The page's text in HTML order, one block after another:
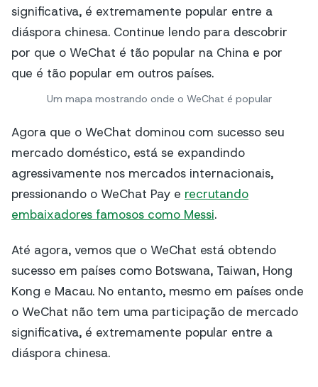
Um mapa mostrando onde o WeChat é popular
Agora que o WeChat dominou com sucesso seu
mercado doméstico, está se expandindo
agressivamente nos mercados internacionais,
pressionando o WeChat Pay e recrutando
embaixadores famosos como Messi.
Até agora, vemos que o WeChat está obtendo
sucesso em países como Botswana, Taiwan, Hong
Kong e Macau. No entanto, mesmo em países onde
o WeChat não tem uma participação de mercado
significativa, é extremamente popular entre a
diáspora chinesa.